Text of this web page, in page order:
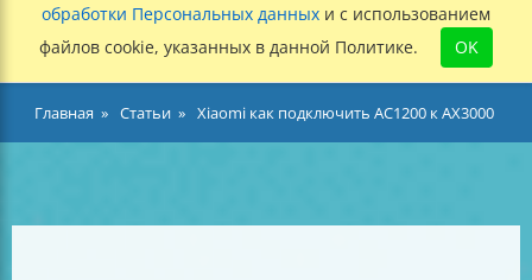
обработки Персональных данных и с использованием
файлов cookie, указанных в данной Политике.
OK
Главная Статьи Xiaomi как подключить AC1200 к AX3000